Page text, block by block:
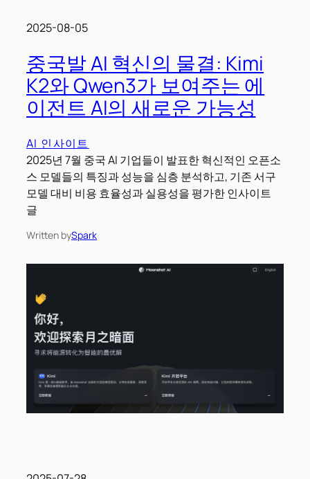
2025-08-05
중국발 AI 혁신의 물결: Kimi
K2와 Qwen3가 보여주는 에
이전트 AI의 새로운 가능성
AI 인사이트
2025년 7월 중국 AI 기업들이 발표한 혁신적인 오픈소
스 모델들의 특징과 성능을 심층 분석하고, 기존 서구
모델 대비 비용 효율성과 실용성을 평가한 인사이트
글
Written bySpark